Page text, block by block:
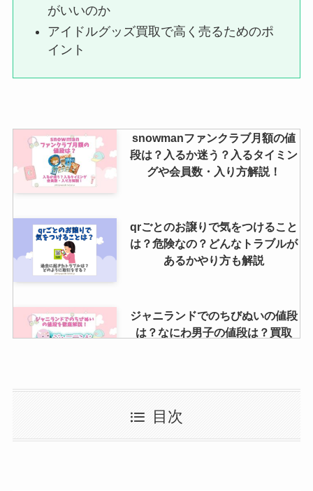
末澤誠也の同期は誰がいる？向井
った理由は？結成日6人はいつ？9
人体制発表まで詳しく解説
がいいのか
アイドルグッズ買取で高く売るためのポ
イント
snowmanファンクラブ月額の値
段は？入るか迷う？入るタイミン
グや会員数・入り方解説！
qrごとのお譲りで気をつけること
は？危険なの？どんなトラブルが
あるかやり方も解説
ジャニランドでのちびぬいの値段
は？なにわ男子の値段は？買取
多い機種！joysound・damどっ
ち？キンプリやsnowmanなど曲
目次